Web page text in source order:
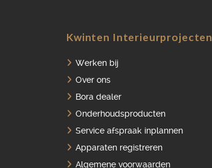
Kwinten Interieurprojecten
Werken bij
Over ons
Bora dealer
Onderhoudsproducten
Service afspraak inplannen
Apparaten registreren
Algemene voorwaarden